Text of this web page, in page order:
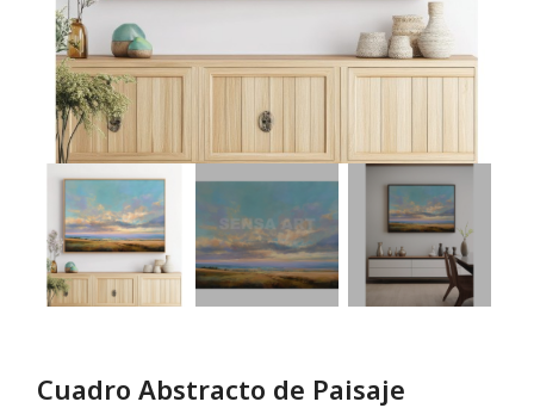
Cuadro Abstracto de Paisaje